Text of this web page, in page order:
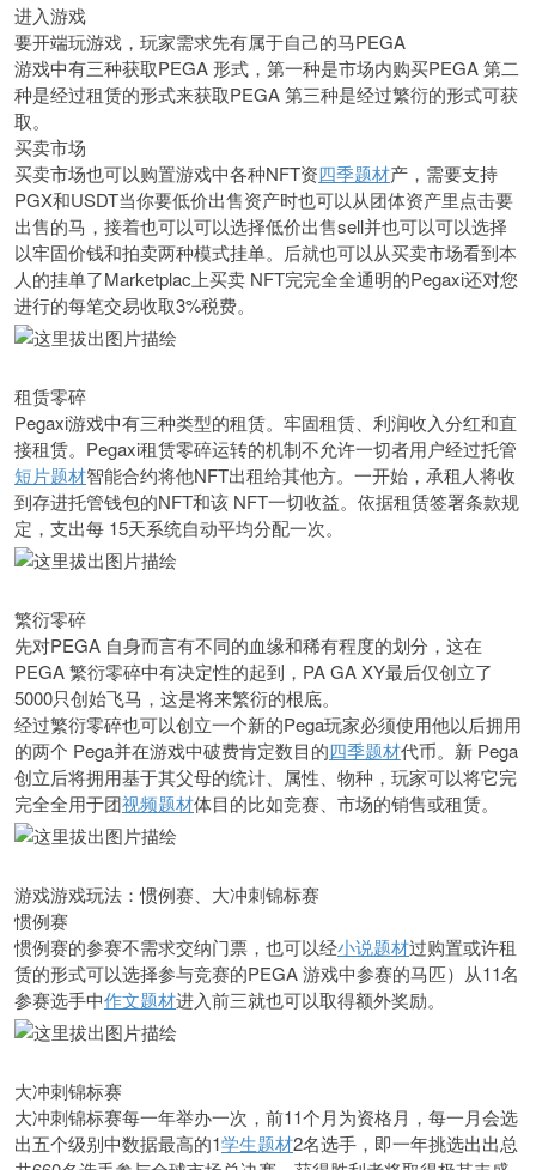
进入游戏
要开端玩游戏，玩家需求先有属于自己的马PEGA
游戏中有三种获取PEGA 形式，第一种是市场内购买PEGA 第二
种是经过租赁的形式来获取PEGA 第三种是经过繁衍的形式可获
取。
买卖市场
买卖市场也可以购置游戏中各种NFT资四季题材产，需要支持
PGX和USDT当你要低价出售资产时也可以从团体资产里点击要
出售的马，接着也可以可以选择低价出售sell并也可以可以选择
以牢固价钱和拍卖两种模式挂单。后就也可以从买卖市场看到本
人的挂单了Marketplac上买卖 NFT完完全全通明的Pegaxi还对您
进行的每笔交易收取3%税费。
租赁零碎
Pegaxi游戏中有三种类型的租赁。牢固租赁、利润收入分红和直
接租赁。Pegaxi租赁零碎运转的机制不允许一切者用户经过托管
短片题材智能合约将他NFT出租给其他方。一开始，承租人将收
到存进托管钱包的NFT和该 NFT一切收益。依据租赁签署条款规
定，支出每 15天系统自动平均分配一次。
繁衍零碎
先对PEGA 自身而言有不同的血缘和稀有程度的划分，这在
PEGA 繁衍零碎中有决定性的起到，PA GA XY最后仅创立了
5000只创始飞马，这是将来繁衍的根底。
经过繁衍零碎也可以创立一个新的Pega玩家必须使用他以后拥用
的两个 Pega并在游戏中破费肯定数目的四季题材代币。新 Pega
创立后将拥用基于其父母的统计、属性、物种，玩家可以将它完
完全全用于团视频题材体目的比如竞赛、市场的销售或租赁。
游戏游戏玩法：惯例赛、大冲刺锦标赛
惯例赛
惯例赛的参赛不需求交纳门票，也可以经小说题材过购置或许租
赁的形式可以选择参与竞赛的PEGA 游戏中参赛的马匹）从11名
参赛选手中作文题材进入前三就也可以取得额外奖励。
大冲刺锦标赛
大冲刺锦标赛每一年举办一次，前11个月为资格月，每一月会选
出五个级别中数据最高的1学生题材2名选手，即一年挑选出出总